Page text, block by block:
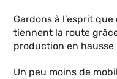
Gardons à l’esprit
tiennent la route
production en hausse
Un peu moins de